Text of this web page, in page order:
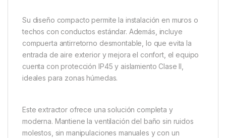
Su diseño compacto permite la instalación en muros o
techos con conductos estándar. Además, incluye
compuerta antirretorno desmontable, lo que evita la
entrada de aire exterior y mejora el confort, el equipo
cuenta con protección IP45 y aislamiento Clase II,
ideales para zonas húmedas.
Este extractor ofrece una solución completa y
moderna. Mantiene la ventilación del baño sin ruidos
molestos, sin manipulaciones manuales y con un